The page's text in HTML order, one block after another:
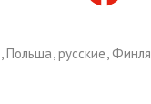
Польша русские